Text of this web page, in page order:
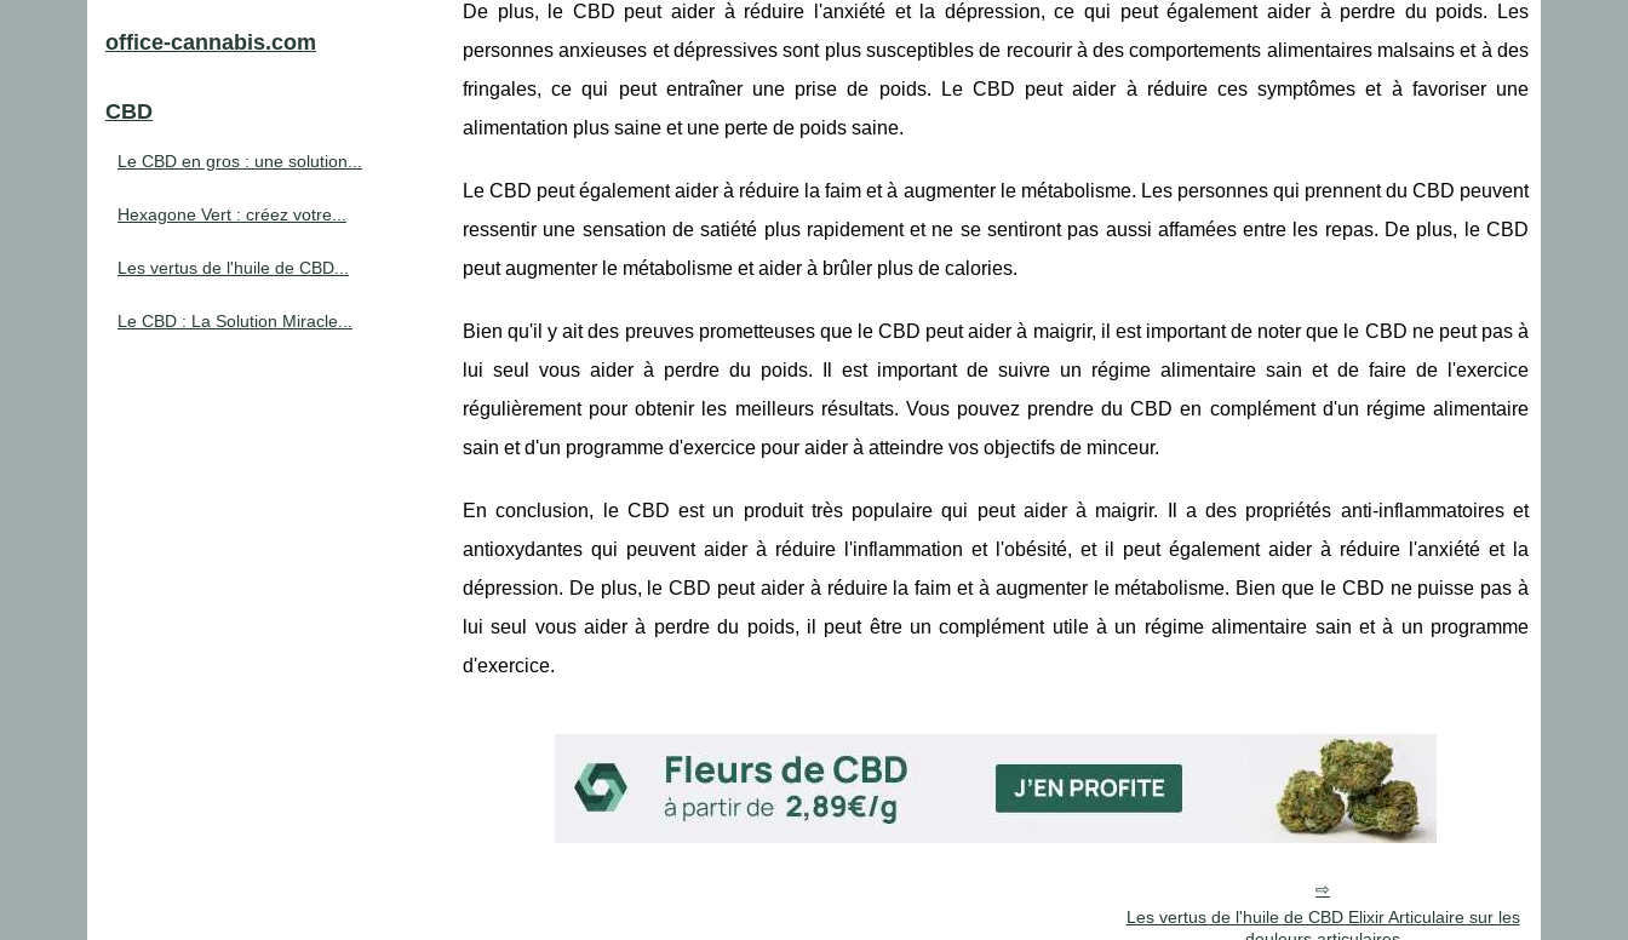
De plus, le CBD peut aider à réduire l'anxiété et la dépression, ce qui peut également aider à perdre du poids. Les
personnes anxieuses et dépressives sont plus susceptibles de recourir à des comportements alimentaires malsains et à des
fringales, ce qui peut entraîner une prise de poids. Le CBD peut aider à réduire ces symptômes et à favoriser une
alimentation plus saine et une perte de poids saine.
Le CBD peut également aider à réduire la faim et à augmenter le métabolisme. Les personnes qui prennent du CBD peuvent
ressentir une sensation de satiété plus rapidement et ne se sentiront pas aussi affamées entre les repas. De plus, le CBD
peut augmenter le métabolisme et aider à brûler plus de calories.
Bien qu'il y ait des preuves prometteuses que le CBD peut aider à maigrir, il est important de noter que le CBD ne peut pas à
lui seul vous aider à perdre du poids. Il est important de suivre un régime alimentaire sain et de faire de l'exercice
régulièrement pour obtenir les meilleurs résultats. Vous pouvez prendre du CBD en complément d'un régime alimentaire
sain et d'un programme d'exercice pour aider à atteindre vos objectifs de minceur.
En conclusion, le CBD est un produit très populaire qui peut aider à maigrir. Il a des propriétés anti-inflammatoires et
antioxydantes qui peuvent aider à réduire l'inflammation et l'obésité, et il peut également aider à réduire l'anxiété et la
dépression. De plus, le CBD peut aider à réduire la faim et à augmenter le métabolisme. Bien que le CBD ne puisse pas à
lui seul vous aider à perdre du poids, il peut être un complément utile à un régime alimentaire sain et à un programme
d'exercice.
Les vertus de l'huile de CBD Elixir Articulaire sur les
office-cannabis.com
CBD
Le CBD en gros : une solution...
Hexagone Vert : créez votre...
Les vertus de l'huile de CBD...
Le CBD : La Solution Miracle...